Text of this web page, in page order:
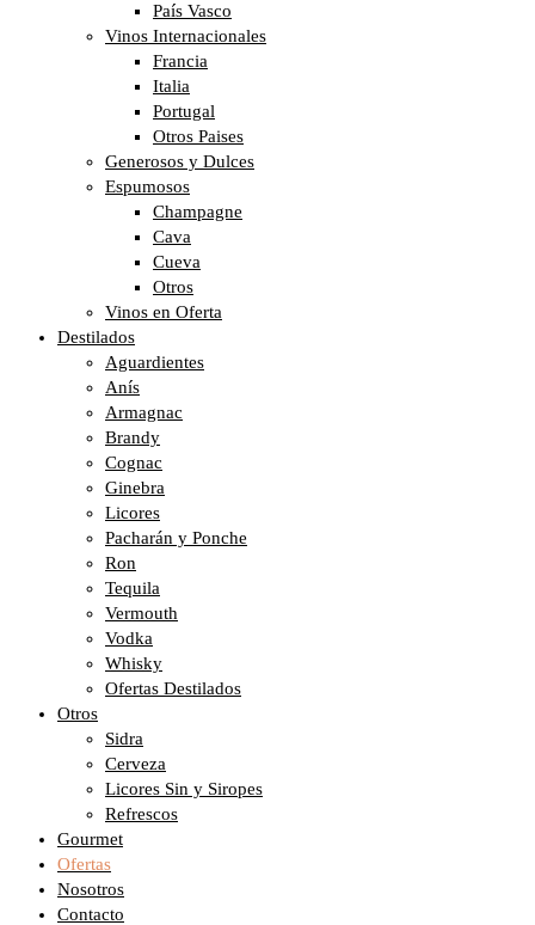
País Vasco
Vinos Internacionales
Francia
Italia
Portugal
Otros Paises
Generosos y Dulces
Espumosos
Champagne
Cava
Cueva
Otros
Vinos en Oferta
Destilados
Aguardientes
Anís
Armagnac
Brandy
Cognac
Ginebra
Licores
Pacharán y Ponche
Ron
Tequila
Vermouth
Vodka
Whisky
Ofertas Destilados
Otros
Sidra
Cerveza
Licores Sin y Siropes
Refrescos
Gourmet
Ofertas
Nosotros
Contacto